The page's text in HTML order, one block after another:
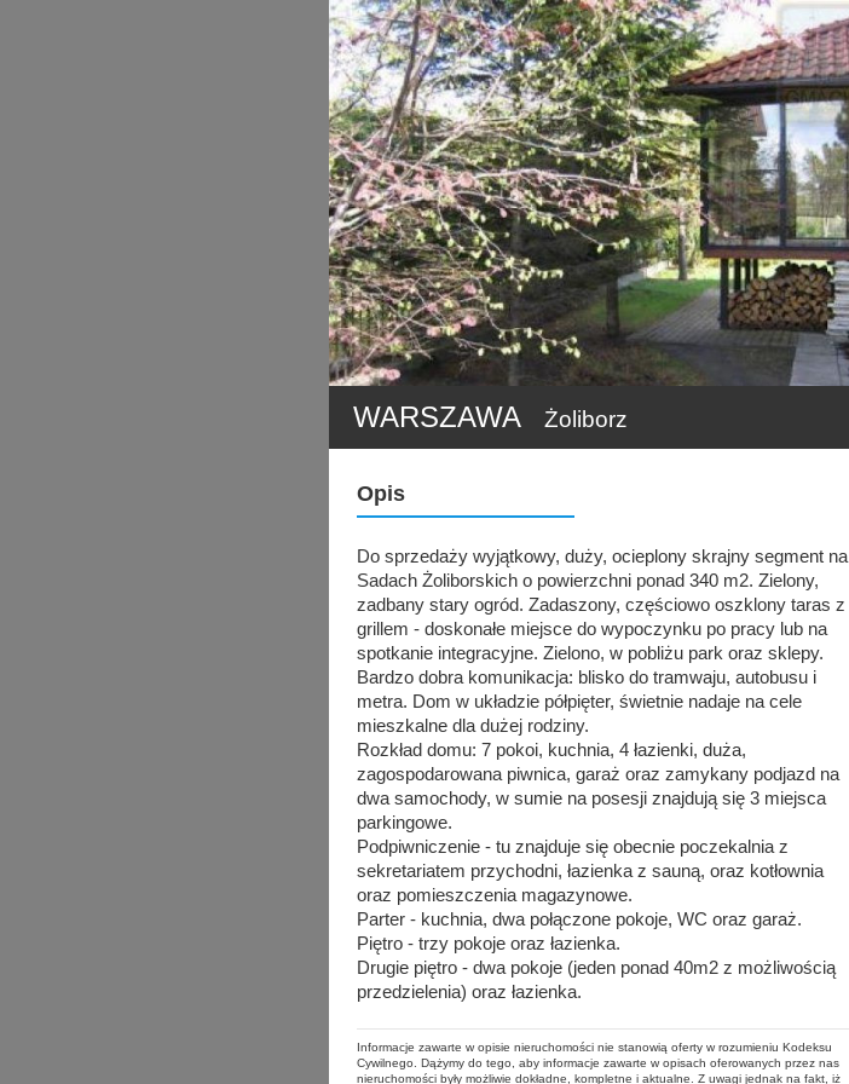
WARSZAWA Żoliborz
Opis
Do sprzedaży wyjątkowy, duży, ocieplony skrajny segment na
Sadach Żoliborskich o powierzchni ponad 340 m2. Zielony,
zadbany stary ogród. Zadaszony, częściowo oszklony taras z
grillem - doskonałe miejsce do wypoczynku po pracy lub na
spotkanie integracyjne. Zielono, w pobliżu park oraz sklepy.
Bardzo dobra komunikacja: blisko do tramwaju, autobusu i
metra. Dom w układzie półpięter, świetnie nadaje na cele
mieszkalne dla dużej rodziny.
Rozkład domu: 7 pokoi, kuchnia, 4 łazienki, duża,
zagospodarowana piwnica, garaż oraz zamykany podjazd na
dwa samochody, w sumie na posesji znajdują się 3 miejsca
parkingowe.
Podpiwniczenie - tu znajduje się obecnie poczekalnia z
sekretariatem przychodni, łazienka z sauną, oraz kotłownia
oraz pomieszczenia magazynowe.
Parter - kuchnia, dwa połączone pokoje, WC oraz garaż.
Piętro - trzy pokoje oraz łazienka.
Drugie piętro - dwa pokoje (jeden ponad 40m2 z możliwością
przedzielenia) oraz łazienka.
Informacje zawarte w opisie nieruchomości nie stanowią oferty w rozumieniu Kodeksu
Cywilnego. Dążymy do tego, aby informacje zawarte w opisach oferowanych przez nas
nieruchomości były możliwie dokładne, kompletne i aktualne. Z uwagi jednak na fakt, iż